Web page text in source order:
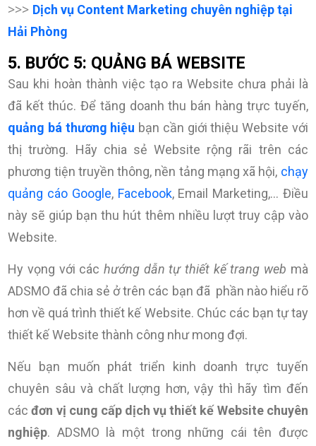
>>> Dịch vụ Content Marketing chuyên nghiệp tại
Hải Phòng
5. BƯỚC 5: QUẢNG BÁ WEBSITE
Sau khi hoàn thành việc tạo ra Website chưa phải là
đã kết thúc. Để tăng doanh thu bán hàng trực tuyến,
quảng bá thương hiệu bạn cần giới thiệu Website với
thị trường. Hãy chia sẻ Website rộng rãi trên các
phương tiện truyền thông, nền tảng mạng xã hội, chạy
quảng cáo Google, Facebook, Email Marketing,… Điều
này sẽ giúp bạn thu hút thêm nhiều lượt truy cập vào
Website.
Hy vọng với các hướng dẫn tự thiết kế trang web mà
ADSMO đã chia sẻ ở trên các bạn đã phần nào hiểu rõ
hơn về quá trình thiết kế Website. Chúc các bạn tự tay
thiết kế Website thành công như mong đợi.
Nếu bạn muốn phát triển kinh doanh trực tuyến
chuyên sâu và chất lượng hơn, vậy thì hãy tìm đến
cácđơn vị cung cấp dịch vụ thiết kế Website chuyên
nghiệp. ADSMO là một trong những cái tên được